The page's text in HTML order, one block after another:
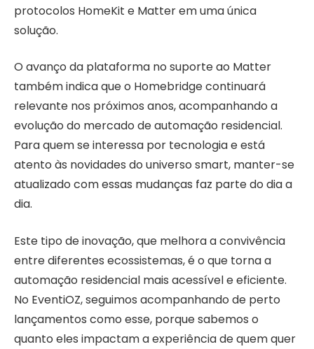
protocolos HomeKit e Matter em uma única
solução.
O avanço da plataforma no suporte ao Matter
também indica que o Homebridge continuará
relevante nos próximos anos, acompanhando a
evolução do mercado de automação residencial.
Para quem se interessa por tecnologia e está
atento às novidades do universo smart, manter-se
atualizado com essas mudanças faz parte do dia a
dia.
Este tipo de inovação, que melhora a convivência
entre diferentes ecossistemas, é o que torna a
automação residencial mais acessível e eficiente.
No EventiOZ, seguimos acompanhando de perto
lançamentos como esse, porque sabemos o
quanto eles impactam a experiência de quem quer